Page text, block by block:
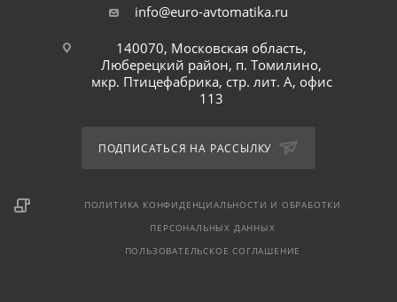
info@euro-avtomatika.ru
140070, Московская область,
Люберецкий район, п. Томилино,
мкр. Птицефабрика, стр. лит. А, офис
113
ПОДПИСАТЬСЯ НА РАССЫЛКУ
ПОЛИТИКА КОНФИДЕНЦИАЛЬНОСТИ И ОБРАБОТКИ
ПЕРСОНАЛЬНЫХ ДАННЫХ
ПОЛЬЗОВАТЕЛЬСКОЕ СОГЛАШЕНИЕ